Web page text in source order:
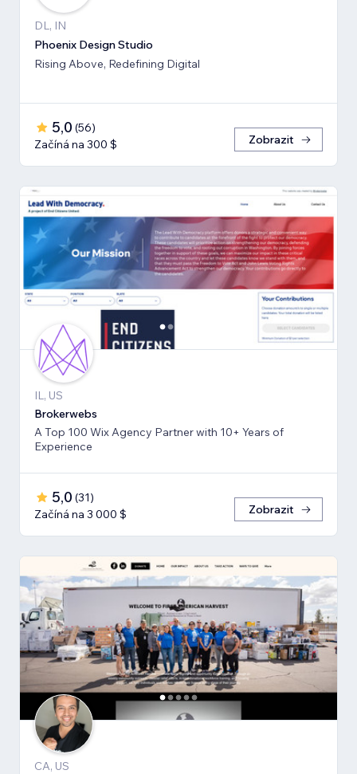
DL, IN
Phoenix Design Studio
Rising Above, Redefining Digital
5,0 (56)
Začíná na 300 $
Zobrazit
IL, US
Brokerwebs
A Top 100 Wix Agency Partner with 10+ Years of
Experience
5,0 (31)
Začíná na 3 000 $
Zobrazit
CA, US